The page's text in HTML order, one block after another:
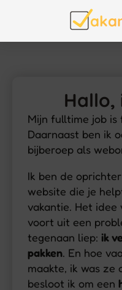
Hallo,
Mijn fulltime job is
Daarnaast ben ik
bijberoep als
Ik ben de
website die je
vakantie. Het idee
voort uit een
tegenaan liep: ik
pakken. En hoe
maakte, ik was ze
besloot ik om een